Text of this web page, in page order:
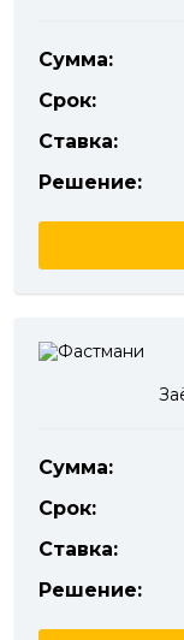
Сумма:
Срок:
Ставка:
Решение:
Сумма:
Срок:
Ставка:
Решение: